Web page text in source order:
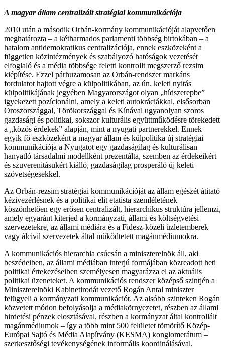
A magyar állam centralizált stratégiai kommunikációja
2010 után a második Orbán-kormány kommunikációját alapvetően
meghatározta – a kétharmados parlamenti többség birtokában – a
hatalom antidemokratikus centralizációja, ennek eszközeként a
független közintézmények és szabályozó hatóságok vezetését
elfoglaló és a média többsége feletti kontrollt megszerző rezsim
kiépítése. Ezzel párhuzamosan az Orbán-rendszer markáns
fordulatot hajtott végre a külpolitikában, az ún. keleti nyitás
külpolitikájának jegyében Magyarországot olyan „hídszerepbe”
igyekezett pozícionálni, amely a keleti autokráciákkal, elsősorban
Oroszországgal, Törökországgal és Kínával ugyanolyan szoros
gazdasági és politikai, sokszor kulturális együttműködésre törekedett
a „közös érdekek” alapján, mint a nyugati partnerekkel. Ennek
egyik fő eszközeként a magyar állam és külpolitika új stratégiai
kommunikációja a Nyugatot egy gazdaságilag és kulturálisan
hanyatló társadalmi modellként prezentálta, szemben az érdekeikért
és szuverenitásukért kiálló, gazdaságilag prosperáló új keleti
szövetségesekkel.
Az Orbán-rezsim stratégiai kommunikációját az állam egészét átitató
kézivezérlésnek és a politikai elit etatista szemléletének
köszönhetően egy erősen centralizált, hierarchikus struktúra jellemzi,
amely egyaránt kiterjed a kormányzati, állami és költségvetési
szervezetekre, az állami médiára és a Fidesz-közeli üzletemberek
vagy álcivil szervezetek által működtetett magánmédiumokra.
A kommunikációs hierarchia csúcsán a miniszterelnök áll, aki
beszédeiben, az állami médiában interjú formájában közreadott heti
politikai értekezéseiben személyesen magyarázza el az aktuális
politikai üzeneteket. A kommunikációs rendszer középső szintjén a
Miniszterelnöki Kabinetirodát vezető Rogán Antal miniszter
felügyeli a kormányzati kommunikációt. Az alsóbb szinteken Rogán
közvetett módon befolyásolja a médiakörnyezetet, részben az állami
hirdetési pénzek elosztásával, részben a kormányzat által kontrollált
magánmédiumok – így a több mint 500 felületet tömörítő Közép-
Európai Sajtó és Média Alapítvány (KESMA) konglomerátum –
szerkesztőségi tevékenységének informális koordinálásával.